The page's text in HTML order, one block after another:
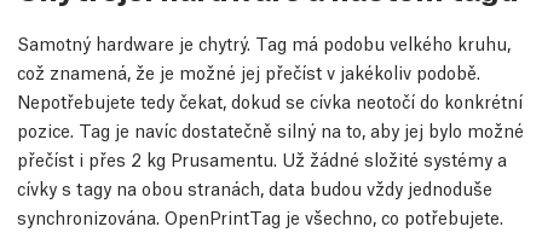
Samotný hardware je chytrý. Tag má podobu velkého kruhu,
což znamená, že je možné jej přečíst v jakékoliv podobě.
Nepotřebujete tedy čekat, dokud se cívka neotočí do konkrétní
pozice. Tag je navíc dostatečně silný na to, aby jej bylo možné
přečíst i přes 2 kg Prusamentu. Už žádné složité systémy a
cívky s tagy na obou stranách, data budou vždy jednoduše
synchronizována. OpenPrintTag je všechno, co potřebujete.